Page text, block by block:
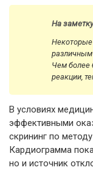
На
Некоторые
различным
Чем более
реакции,
В условиях
эффективными
скрининг по
Кардиограмма
но и источник